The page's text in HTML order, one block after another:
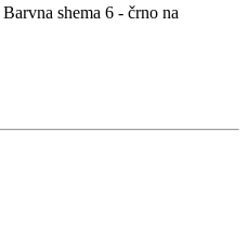
Barvna shema 6 - črno na